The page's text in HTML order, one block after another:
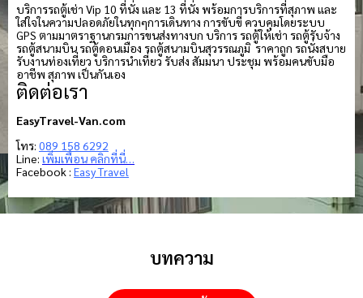
บริการรถตู้เช่า Vip 10 ที่นั่ง และ 13 ที่นั่ง พร้อมการบริการที่สุภาพ และ
ใส่ใจในความปลอดภัยในทุกๆการเดินทาง การขับขี่ ควบคุมโดยระบบ
GPS ตามมาตราฐานกรมการขนส่งทางบก บริการ รถตู้ให้เช่า รถตู้รับจ้าง
รถตู้สนามบิน รถตู้ดอนเมือง รถตู้สนามบินสุวรรณภูมิ ราคาถูก รถนั่งสบาย
รับงานท่องเที่ยว บริการนำเที่ยว รับส่ง สัมมนา ประชุม พร้อมคนขับมือ
อาชีพ สุภาพ เป็นกันเอง
ติดต่อเรา
EasyTravel-Van.com
โทร: 089 158 6292
Line: เพิ่มเพื่อน คลิกที่นี่…
Facebook : Easy Travel
บทความ